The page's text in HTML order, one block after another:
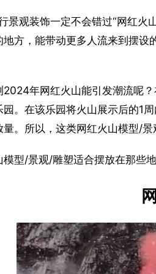
景观装饰一定不会错过“网红火
方，能带动更多人流来到摆
2024年网红火山能引发潮流呢
。在该乐园将火山展示后的1
。所以，这类网红火山模型/
型/景观/雕塑适合摆放在那些